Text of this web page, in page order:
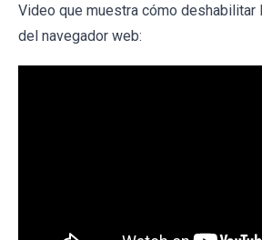
Video que muestra cómo deshabilitar
del navegador web: